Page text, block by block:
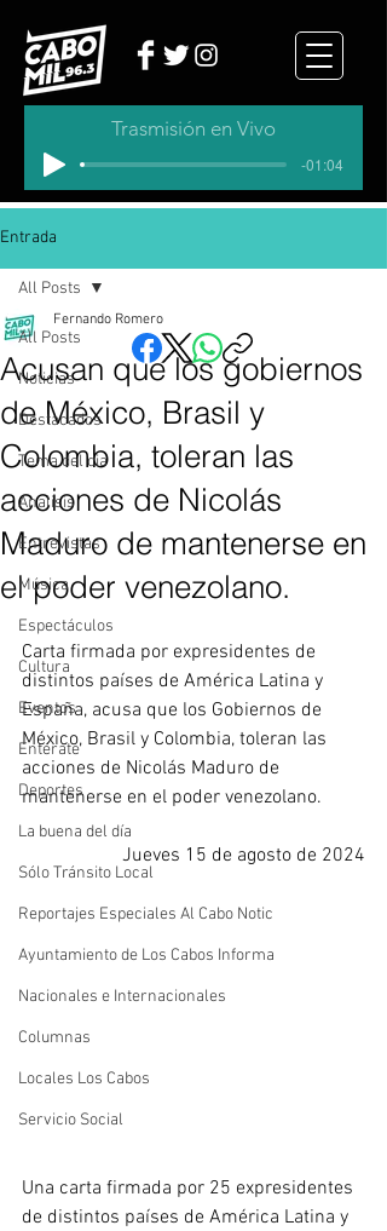
Trasmisión en Vivo
-01:04
Entrada
All Posts
Noticias
Destacados
Tema del dia
Analisis
Entrevistas
Música
Espectáculos
Cultura
Eventos
Entérate
Deportes
La buena del día
Sólo Tránsito Local
Reportajes Especiales Al Cabo Notic
Ayuntamiento de Los Cabos Informa
Nacionales e Internacionales
Columnas
Locales Los Cabos
Servicio Social
All Posts
Acusan que los gobiernos
de México, Brasil y
Colombia, toleran las
acciones de Nicolás
Maduro de mantenerse en
el poder venezolano.
Fernando Romero
Carta firmada por expresidentes de
distintos países de América Latina y
España, acusa que los Gobiernos de
México, Brasil y Colombia, toleran las
acciones de Nicolás Maduro de
mantenerse en el poder venezolano.
Jueves 15 de agosto de 2024
Una carta firmada por 25 expresidentes
de distintos países de América Latina y